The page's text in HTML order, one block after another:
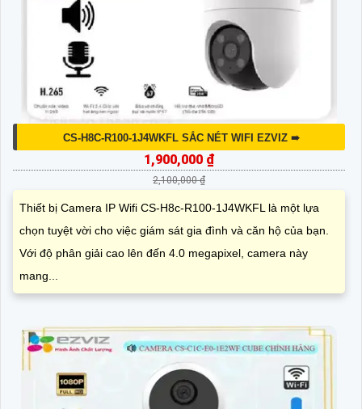
CS-H8C-R100-1J4WKFL SẮC NÉT WIFI EZVIZ ➠
1,900,000 ₫
2,100,000 ₫
Thiết bị Camera IP Wifi CS-H8c-R100-1J4WKFL là một lựa
chọn tuyệt vời cho việc giám sát gia đình và căn hộ của bạn.
Với độ phân giải cao lên đến 4.0 megapixel, camera này
mang...